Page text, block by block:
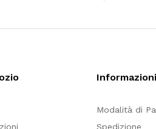
Modalità di
Spedizione